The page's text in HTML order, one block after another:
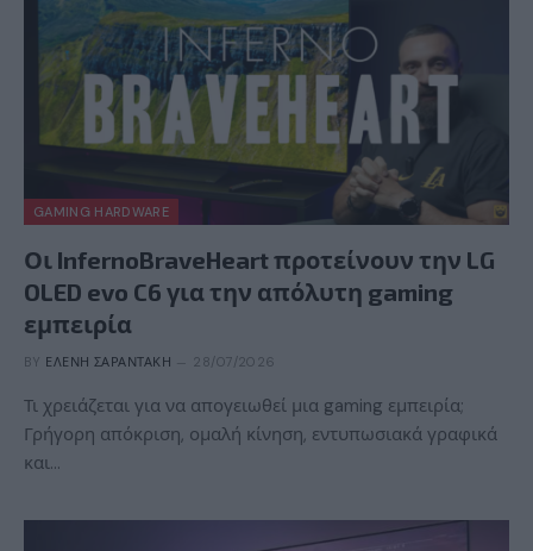
GAMING HARDWARE
Οι InfernoBraveHeart προτείνουν την LG
OLED evo C6 για την απόλυτη gaming
εμπειρία
BY ΕΛΈΝΗ ΣΑΡΑΝΤΆΚΗ 28/07/2026
Τι χρειάζεται για να απογειωθεί μια gaming εμπειρία;
Γρήγορη απόκριση, ομαλή κίνηση, εντυπωσιακά γραφικά
και…